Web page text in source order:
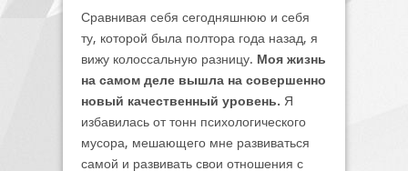
Сравнивая себя сегодняшнюю и себя
ту, которой была полтора года назад, я
вижу колоссальную разницу. Моя жизнь
на самом деле вышла на совершенно
новый качественный уровень. Я
избавилась от тонн психологического
мусора, мешающего мне развиваться
самой и развивать свои отношения с